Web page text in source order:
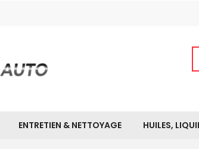
ENTRETIEN & NETTOYAGE HUILES,